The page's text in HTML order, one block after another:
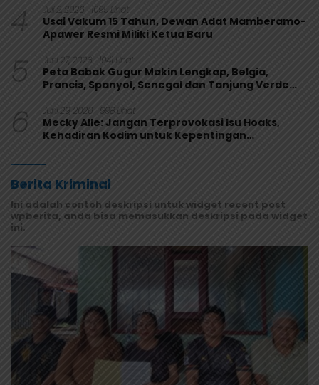
4 Juli 2, 2026 1095 Lihat
Usai Vakum 15 Tahun, Dewan Adat Mamberamo-
Apawer Resmi Miliki Ketua Baru
5 Juni 27, 2026 1041 Lihat
Peta Babak Gugur Makin Lengkap, Belgia,
Prancis, Spanyol, Senegal dan Tanjung Verde
6 Juni 29, 2026 998 Lihat
Mecky Alle: Jangan Terprovokasi Isu Hoaks,
Kehadiran Kodim untuk Kepentingan
Berita Kriminal
Ini adalah contoh deskripsi untuk widget recent post
wpberita, anda bisa memasukkan deskripsi pada widget
ini.